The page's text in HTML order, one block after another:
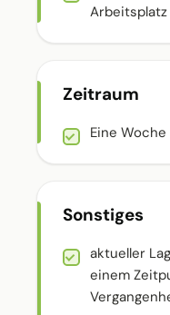
Arbeitsplatz
Zeitraum
Eine
Sonstiges
aktueller
einem